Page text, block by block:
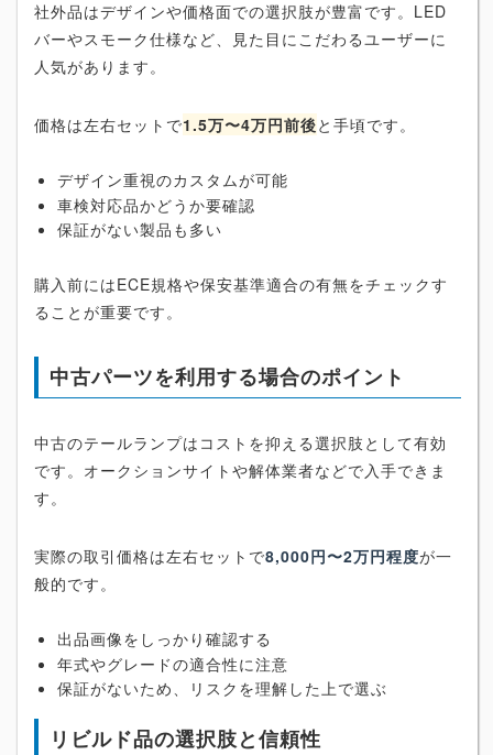
社外品はデザインや価格面での選択肢が豊富です。LED
バーやスモーク仕様など、見た目にこだわるユーザーに
人気があります。
価格は左右セットで1.5万〜4万円前後と手頃です。
デザイン重視のカスタムが可能
車検対応品かどうか要確認
保証がない製品も多い
購入前にはECE規格や保安基準適合の有無をチェックす
ることが重要です。
中古パーツを利用する場合のポイント
中古のテールランプはコストを抑える選択肢として有効
です。オークションサイトや解体業者などで入手できま
す。
実際の取引価格は左右セットで8,000円〜2万円程度が一
般的です。
出品画像をしっかり確認する
年式やグレードの適合性に注意
保証がないため、リスクを理解した上で選ぶ
リビルド品の選択肢と信頼性